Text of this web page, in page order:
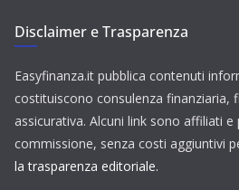
Disclaimer e Trasparenza
Easyfinanza.it pubblica contenuti
costituiscono consulenza finanziaria,
assicurativa. Alcuni link sono affiliati
commissione, senza costi aggiuntivi
la trasparenza editoriale.